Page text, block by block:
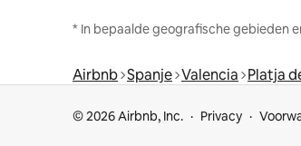
* In bepaalde geografische gebieden
Airbnb Spanje Valencia Platja
© 2026 Airbnb, Inc. Privacy